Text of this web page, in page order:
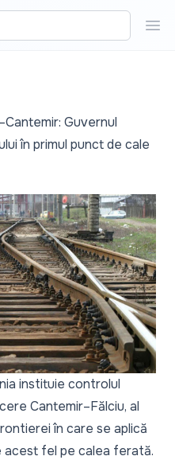
Guvernul
în primul punct de cale
instituie controlul
Cantemir–Fălciu, al
în care se aplică
acest fel pe calea ferată.